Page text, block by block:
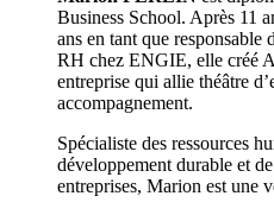
Business School. Après 11
ans en tant que responsable
RH chez ENGIE, elle créé
entreprise qui allie théâtre
accompagnement.
Spécialiste des ressources
développement durable et
entreprises, Marion est une